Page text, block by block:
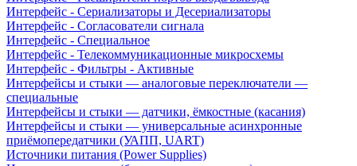
Интерфейс - Сериализаторы и Десериализаторы
Интерфейс - Согласователи сигнала
Интерфейс - Специальное
Интерфейс - Телекоммуникационные микросхемы
Интерфейс - Фильтры - Активные
Интерфейсы и стыки — аналоговые переключатели —
специальные
Интерфейсы и стыки — датчики, ёмкостные (касания)
Интерфейсы и стыки — универсальные асинхронные
приёмопередатчики (УАПП, UART)
Источники питания (Power Supplies)